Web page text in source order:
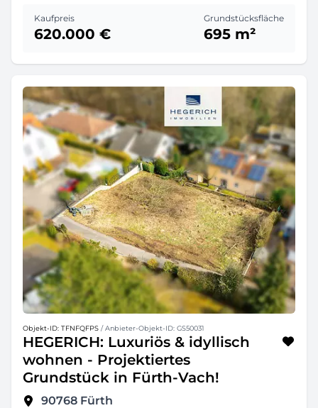
Kaufpreis
620.000 €
Grundstücksfläche
695 m²
Objekt-ID: TFNFQFPS / Anbieter-Objekt-ID: GS50031
HEGERICH: Luxuriös & idyllisch
wohnen - Projektiertes
Grundstück in Fürth-Vach!
90768 Fürth